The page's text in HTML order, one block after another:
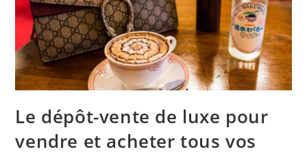
Le dépôt-vente de luxe pour
vendre et acheter tous vos